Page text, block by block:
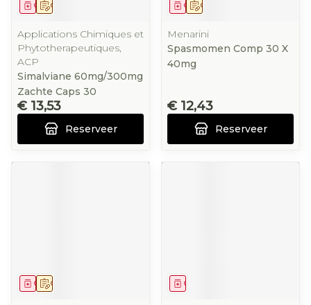
Op voorschrift
Geneesmiddel
Applications Chimiques et
Phytotherapeutiques,
ACP
Simalviane 60mg/300mg
Zachte Caps 30
€ 13,53
Reserveer
Op voorschrift
Geneesmiddel
Menarini
Spasmomen Comp 30 X
40mg
€ 12,43
Reserveer
Op voorschrift
Geneesmiddel Geneesmiddel